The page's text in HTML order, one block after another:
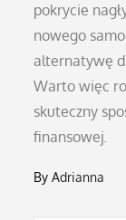
pokrycie
nowego
alternatywę
Warto więc
skuteczny
finansowej.
ByAdrianna